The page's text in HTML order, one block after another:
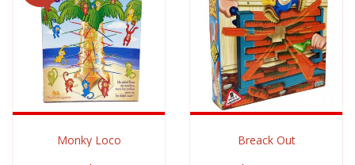
Monky Loco Breack Out